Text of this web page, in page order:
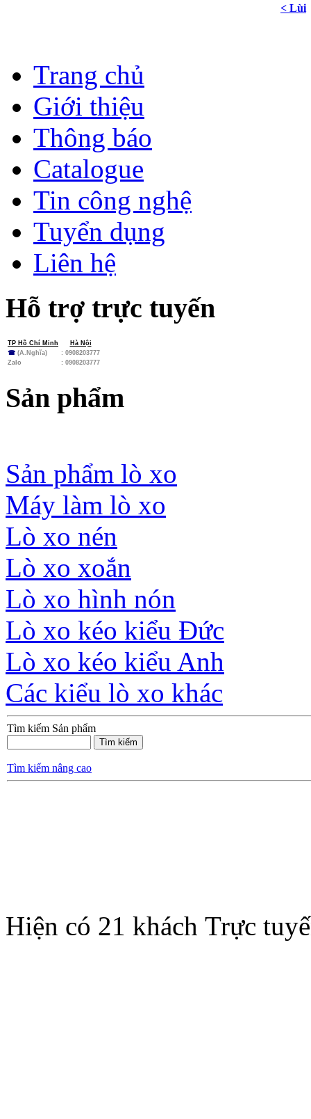
< Lùi
Trang chủ
Giới thiệu
Thông báo
Catalogue
Tin công nghệ
Tuyển dụng
Liên hệ
Hỗ trợ trực tuyến
TP Hồ Chí Minh
Hà Nội
☎ (A.Nghĩa)
: 0908203777
Zalo
: 0908203777
Sản phẩm
Sản phẩm lò xo
Máy làm lò xo
Lò xo nén
Lò xo xoắn
Lò xo hình nón
Lò xo kéo kiểu Đức
Lò xo kéo kiểu Anh
Các kiểu lò xo khác
Tìm kiếm Sản phẩm
Tìm kiếm nâng cao
Hiện có 21 khách Trực